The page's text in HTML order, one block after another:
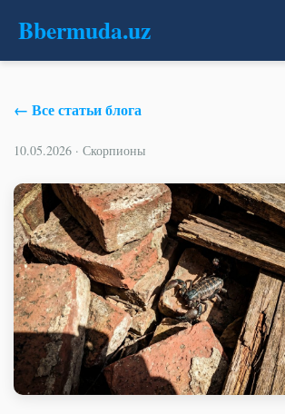
Bbermuda.uz
← Все статьи блога
10.05.2026 · Скорпионы